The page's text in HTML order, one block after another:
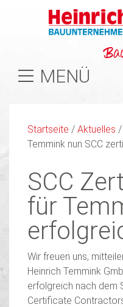
MENÜ
Startseite / Aktuelles /
Temmink nun SCC
SCC
für
Wir freuen uns,
Heinrich Temmink
erfolgreich nach dem
Certificate